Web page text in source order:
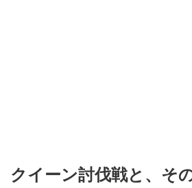
クイーン討伐戦と、そ